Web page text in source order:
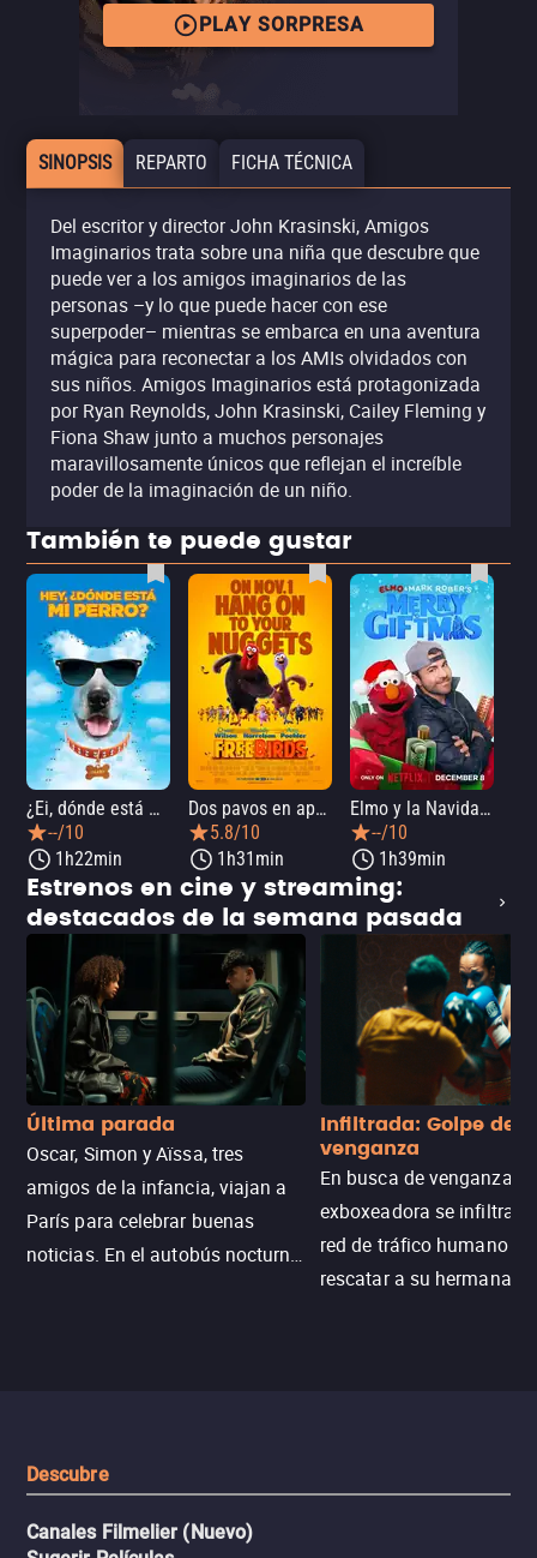
PLAY SORPRESA
SINOPSIS REPARTO FICHA TÉCNICA
Del escritor y director John Krasinski, Amigos
Imaginarios trata sobre una niña que descubre que
puede ver a los amigos imaginarios de las
personas –y lo que puede hacer con ese
superpoder– mientras se embarca en una aventura
mágica para reconectar a los AMIs olvidados con
sus niños. Amigos Imaginarios está protagonizada
por Ryan Reynolds, John Krasinski, Cailey Fleming y
Fiona Shaw junto a muchos personajes
maravillosamente únicos que reflejan el increíble
poder de la imaginación de un niño.
También te puede gustar
¿Ei, dónde está mi perro?
--/10
1h22min
Dos pavos en apuros
5.8/10
1h31min
Elmo y la Navidad mágica de Mark Rober
--/10
1h39min
Estrenos en cine y streaming:
destacados de la semana pasada
Última parada
Oscar, Simon y Aïssa, tres
amigos de la infancia, viajan a
París para celebrar buenas
noticias. En el autobús nocturno
Infiltrada: Golpe de
venganza
En busca de venganza,
exboxeadora se infiltra
red de tráfico humano
rescatar a su hermana
Descubre
Canales Filmelier (Nuevo)